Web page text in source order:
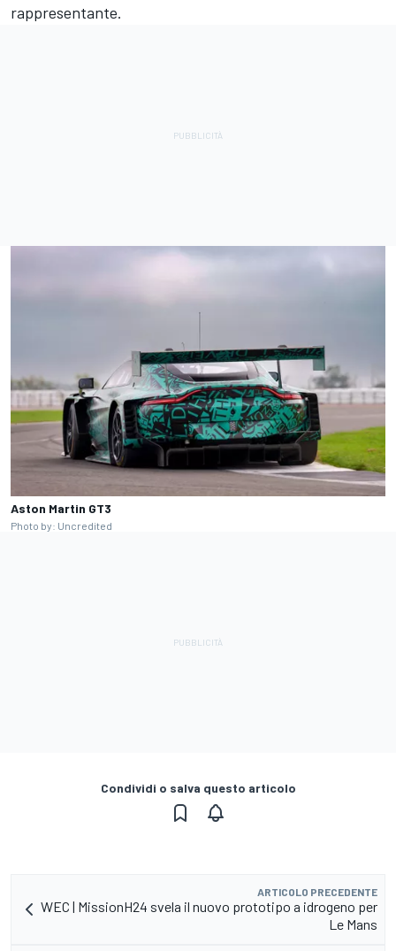
rappresentante.
Aston Martin GT3
Photo by: Uncredited
Condividi o salva questo articolo
ARTICOLO PRECEDENTE
WEC | MissionH24 svela il nuovo prototipo a idrogeno per
Le Mans